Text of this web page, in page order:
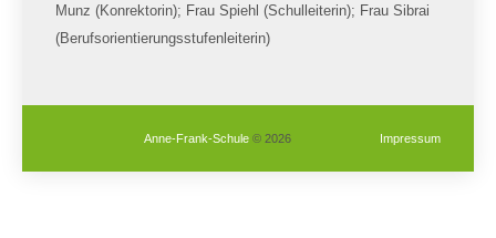
Munz (Konrektorin); Frau Spiehl (Schulleiterin); Frau Sibrai
(Berufsorientierungsstufenleiterin)
Anne-Frank-Schule © 2026 Impressum